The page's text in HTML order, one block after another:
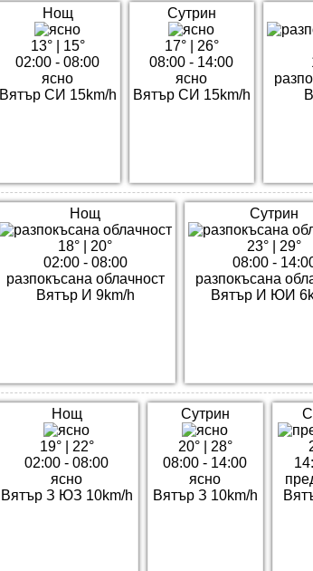
Нощ
13°| 15°
02:00 - 08:00
ясно
Вятър СИ 15km/h
Сутрин
17°| 26°
08:00 - 14:00
ясно
Вятър СИ 15km/h
Нощ
18°
20°
02:00 - 08:00
разпокъсана облачност
Вятър И 9km/h
Сутрин
23°
29°
08:00 -
разпокъсана
Вятър И ЮИ
Нощ
19°| 22°
02:00 - 08:00
ясно
Вятър З ЮЗ 10km/h
Сутрин
20°| 28°
08:00 - 14:00
ясно
Вятър З 10km/h